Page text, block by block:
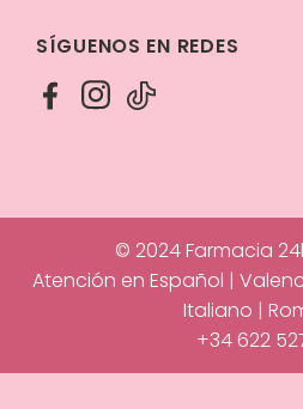
SÍGUENOS EN REDES
© 2024 Farmacia
Atención en Español |
Italiano |
+34 622